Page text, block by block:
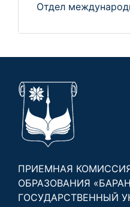
Отдел
ПРИЕМНАЯ
ОБРАЗОВАНИЯ
ГОСУДАРСТВЕННЫЙ